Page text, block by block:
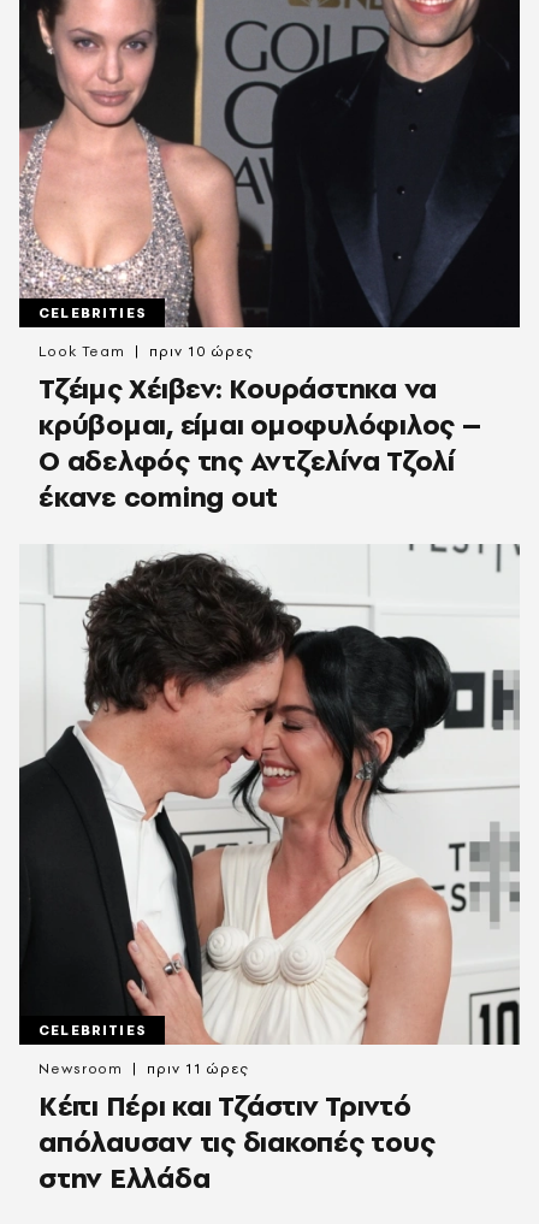
CELEBRITIES
Τζέιμς Χέιβεν: Κουράστηκα να
κρύβομαι, είμαι ομοφυλόφιλος –
Ο αδελφός της Αντζελίνα Τζολί
έκανε coming out
Look Team πριν 10 ώρες
CELEBRITIES
Κέιτι Πέρι και Τζάστιν Τριντό
απόλαυσαν τις διακοπές τους
στην Ελλάδα
Newsroom πριν 11 ώρες